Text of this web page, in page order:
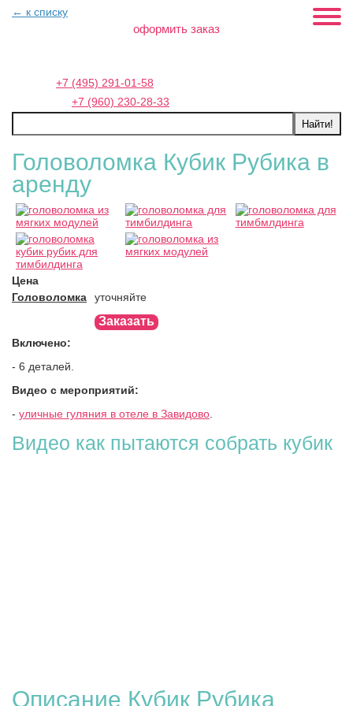
← к списку
оформить заказ
+7 (495) 291-01-58
+7 (960) 230-28-33
Головоломка Кубик Рубика в
аренду
Цена
Головоломка
уточняйте
Заказать
Включено:
- 6 деталей.
Видео с мероприятий:
- уличные гуляния в отеле в Завидово
Видео как пытаются собрать кубик
Описание Кубик Рубика